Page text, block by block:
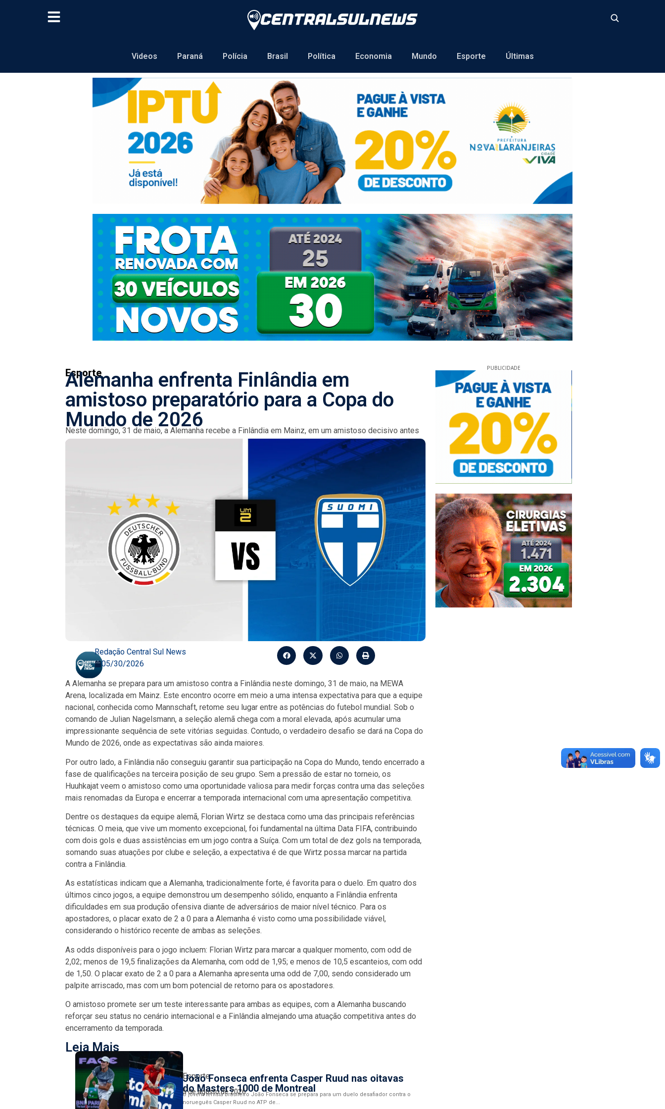
Videos Paraná Polícia Brasil Política Economia Mundo Esporte Últimas
Esporte
Alemanha enfrenta Finlândia em
amistoso preparatório para a Copa do
Mundo de 2026
Neste domingo, 31 de maio, a Alemanha recebe a Finlândia em Mainz, em um amistoso decisivo antes
do Mundial de 2026. Com uma sequência de...
Redação Central Sul News
05/30/2026
A Alemanha se prepara para um amistoso contra a Finlândia neste domingo, 31 de maio, na MEWA
Arena, localizada em Mainz. Este encontro ocorre em meio a uma intensa expectativa para que a equipe
nacional, conhecida como Mannschaft, retome seu lugar entre as potências do futebol mundial. Sob o
comando de Julian Nagelsmann, a seleção alemã chega com a moral elevada, após acumular uma
impressionante sequência de sete vitórias seguidas. Contudo, o verdadeiro desafio se dará na Copa do
Mundo de 2026, onde as expectativas são ainda maiores.
Por outro lado, a Finlândia não conseguiu garantir sua participação na Copa do Mundo, tendo encerrado a
fase de qualificações na terceira posição de seu grupo. Sem a pressão de estar no torneio, os
Huuhkajat veem o amistoso como uma oportunidade valiosa para medir forças contra uma das seleções
mais renomadas da Europa e encerrar a temporada internacional com uma apresentação competitiva.
Dentre os destaques da equipe alemã, Florian Wirtz se destaca como uma das principais referências
técnicas. O meia, que vive um momento excepcional, foi fundamental na última Data FIFA, contribuindo
com dois gols e duas assistências em um jogo contra a Suíça. Com um total de dez gols na temporada,
somando suas atuações por clube e seleção, a expectativa é de que Wirtz possa marcar na partida
contra a Finlândia.
As estatísticas indicam que a Alemanha, tradicionalmente forte, é favorita para o duelo. Em quatro dos
últimos cinco jogos, a equipe demonstrou um desempenho sólido, enquanto a Finlândia enfrenta
dificuldades em sua produção ofensiva diante de adversários de maior nível técnico. Para os
apostadores, o placar exato de 2 a 0 para a Alemanha é visto como uma possibilidade viável,
considerando o histórico recente de ambas as seleções.
As odds disponíveis para o jogo incluem: Florian Wirtz para marcar a qualquer momento, com odd de
2,02; menos de 19,5 finalizações da Alemanha, com odd de 1,95; e menos de 10,5 escanteios, com odd
de 1,50. O placar exato de 2 a 0 para a Alemanha apresenta uma odd de 7,00, sendo considerado um
palpite arriscado, mas com um bom potencial de retorno para os apostadores.
O amistoso promete ser um teste interessante para ambas as equipes, com a Alemanha buscando
reforçar seu status no cenário internacional e a Finlândia almejando uma atuação competitiva antes do
encerramento da temporada.
Leia Mais
Esporte
João Fonseca enfrenta Casper Ruud nas oitavas
do Masters 1000 de Montreal
5 de agosto de 2026
O jovem tenista brasileiro João Fonseca se prepara para um duelo desafiador contra o
norueguês Casper Ruud no ATP de...
PUBLICIDADE